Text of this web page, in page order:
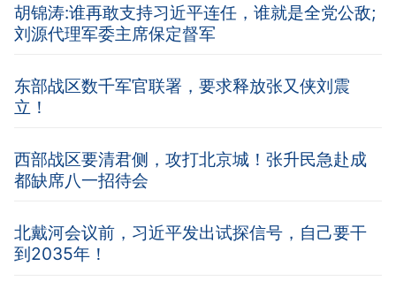
胡锦涛:谁再敢支持习近平连任，谁就是全党公敌;
刘源代理军委主席保定督军
东部战区数千军官联署，要求释放张又侠刘震
立！
西部战区要清君侧，攻打北京城！张升民急赴成
都缺席八一招待会
北戴河会议前，习近平发出试探信号，自己要干
到2035年！